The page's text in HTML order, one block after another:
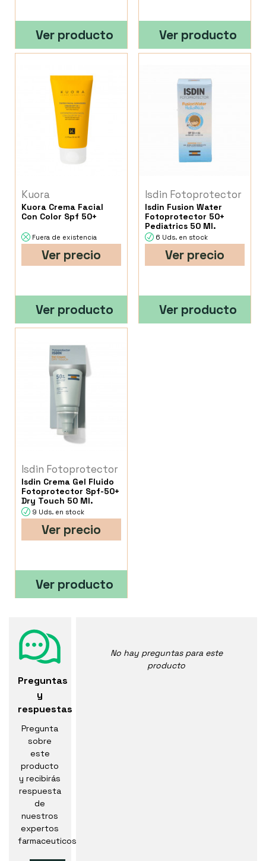
Ver producto Ver producto
Kuora
Kuora Crema Facial
Con Color Spf 50+
Fuera de existencia
Ver precio
Ver producto
Isdin Fotoprotector
Isdin Fusion Water
Fotoprotector 50+
Pediatrics 50 Ml.
6 Uds. en stock
Ver precio
Ver producto
Isdin Fotoprotector
Isdin Crema Gel Fluido
Fotoprotector Spf-50+
Dry Touch 50 Ml.
9 Uds. en stock
Ver precio
Ver producto
Preguntas
y
respuestas
Pregunta
sobre
este
producto
y recibirás
respuesta
de
nuestros
expertos
farmaceuticos
No hay preguntas para este
producto